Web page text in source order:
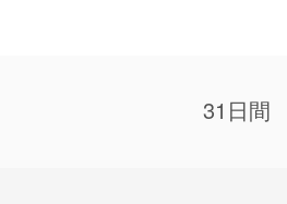
31日間